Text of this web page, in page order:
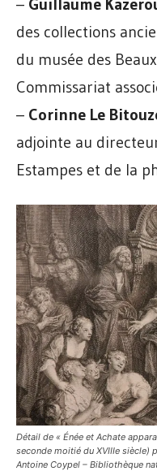
des collections
du musée des
Commissariat
– Corinne Le
adjointe au
Estampes et de la
Détail de « Énée et Achate
seconde moitié du XVIIIe siècle)
Antoine Coypel – Bibliothèque